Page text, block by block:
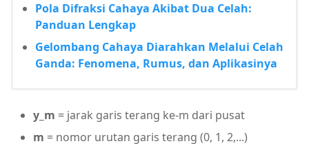
Pola Difraksi Cahaya Akibat Dua Celah:
Panduan Lengkap
Gelombang Cahaya Diarahkan Melalui Celah
Ganda: Fenomena, Rumus, dan Aplikasinya
y_m = jarak garis terang ke-m dari pusat
m = nomor urutan garis terang (0, 1, 2,...)